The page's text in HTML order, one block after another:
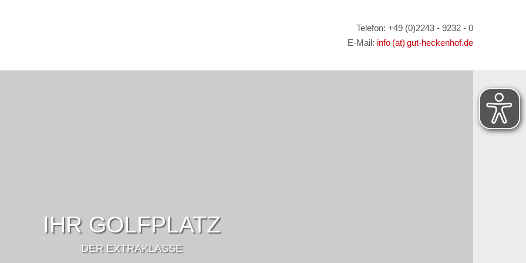
Telefon: +49 (0)2243 - 9232 - 0
E-Mail: info (at) gut-heckenhof.de
IHR GOLFPLATZ
DER EXTRAKLASSE